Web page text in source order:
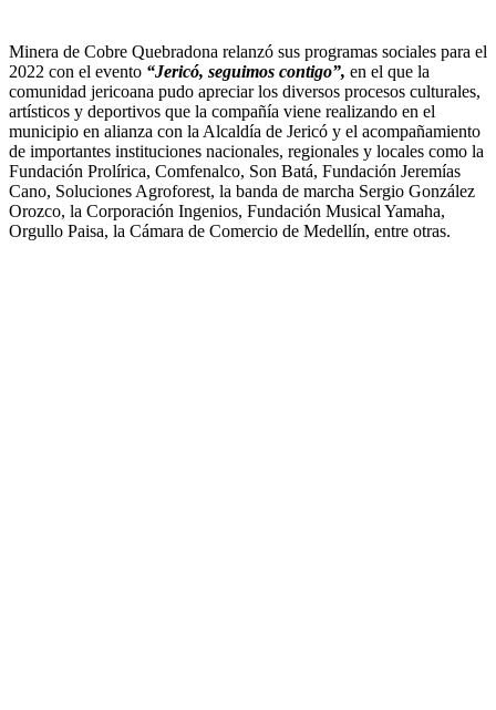
Minera de Cobre Quebradona relanzó sus programas sociales para el
2022 con el evento “Jericó, seguimos contigo”, en el que la
comunidad jericoana pudo apreciar los diversos procesos culturales,
artísticos y deportivos que la compañía viene realizando en el
municipio en alianza con la Alcaldía de Jericó y el acompañamiento
de importantes instituciones nacionales, regionales y locales como la
Fundación Prolírica, Comfenalco, Son Batá, Fundación Jeremías
Cano, Soluciones Agroforest, la banda de marcha Sergio González
Orozco, la Corporación Ingenios, Fundación Musical Yamaha,
Orgullo Paisa, la Cámara de Comercio de Medellín, entre otras.